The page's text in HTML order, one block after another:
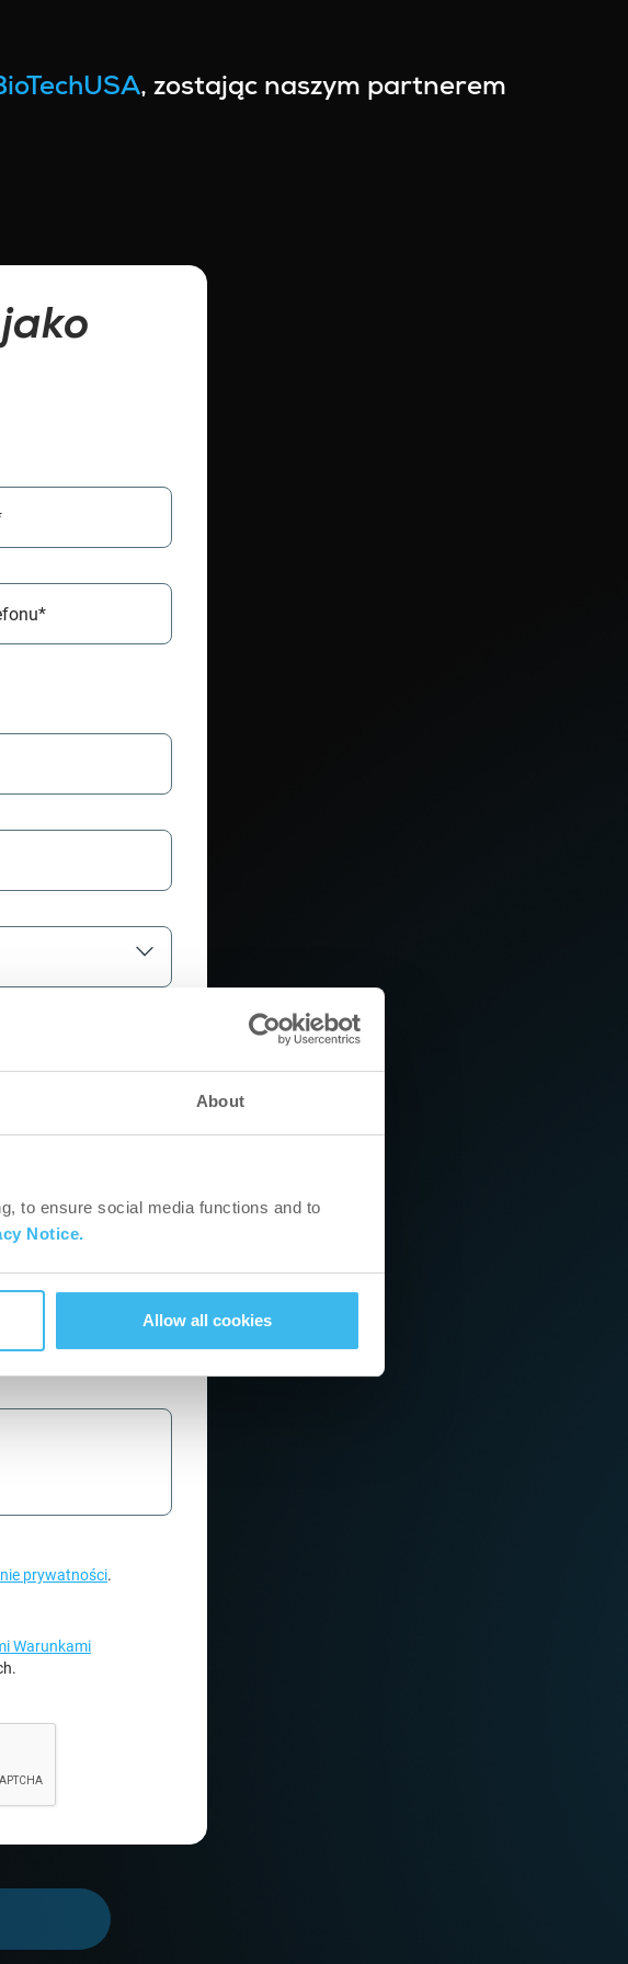
About
to ensure social media functions and to
Notice.
Allow all cookies
, zostając naszym partnerem
jako
prywatności.
Warunkami